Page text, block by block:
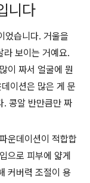
니다
었습니다. 거울을
라 보이는 거예요.
이 짜서 얼굴에 뭔
이션은 많은 게 문
. 콩알 반만큼만 짜
운데이션이 적합합
으로 피부에 얇게
커버력 조절이 용